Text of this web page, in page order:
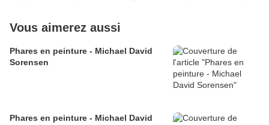
Vous aimerez aussi
Phares en peinture - Michael David
Sorensen
Phares en peinture - Michael David